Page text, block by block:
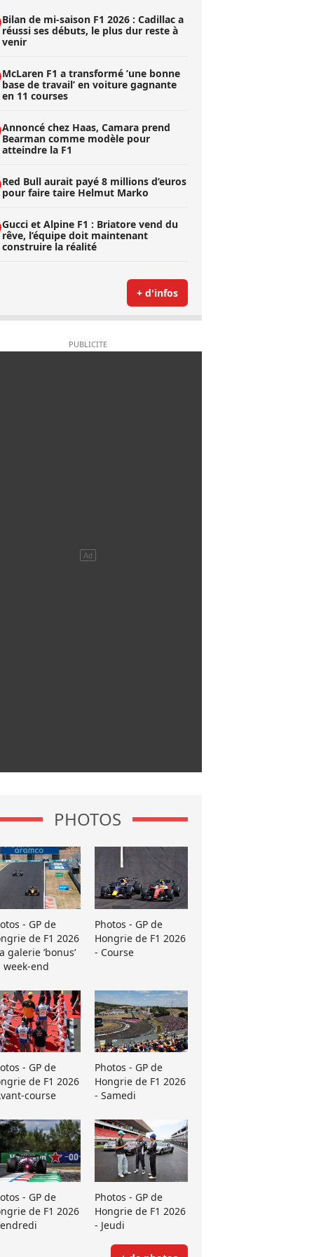
Bilan de mi-saison F1 2026 : Cadillac a
réussi ses débuts, le plus dur reste à
venir
McLaren F1 a transformé ’une bonne
base de travail’ en voiture gagnante
en 11 courses
Annoncé chez Haas, Camara prend
Bearman comme modèle pour
atteindre la F1
Red Bull aurait payé 8 millions d’euros
pour faire taire Helmut Marko
Gucci et Alpine F1 : Briatore vend du
rêve, l’équipe doit maintenant
construire la réalité
+ d'infos
PHOTOS
- GP de
de F1 2026
galerie ’bonus’
week-end
Photos - GP de
Hongrie de F1 2026
- Course
- GP de
de F1 2026
course
Photos - GP de
Hongrie de F1 2026
- Samedi
- GP de
de F1 2026
Photos - GP de
Hongrie de F1 2026
- Jeudi